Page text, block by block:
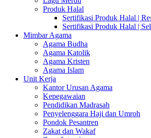
Produk Halal
Sertifikasi Produk Halal |
Sertifikasi Produk Halal |
Mimbar Agama
Agama Budha
Agama Katolik
Agama Kristen
Agama Islam
Unit Kerja
Kantor Urusan Agama
Kepegawaian
Pendidikan Madrasah
Penyelenggara Haji dan Umroh
Pondok Pesantren
Zakat dan Wakaf